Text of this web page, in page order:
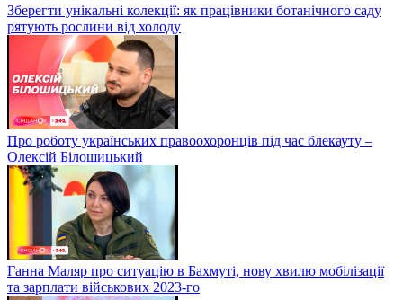
Зберегти унікальні колекції: як працівники ботанічного саду
рятують рослини від холоду
Про роботу українських правоохоронців під час блекауту –
Олексій Білошицький
Ганна Маляр про ситуацію в Бахмуті, нову хвилю мобілізації
та зарплати військових 2023-го